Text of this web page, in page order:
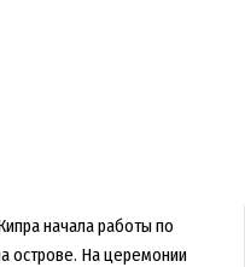
начала работы по
острове. На церемонии